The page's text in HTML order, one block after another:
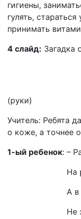
гигиены,
гулять,
принимать
4 слайд: Загадка
Не
Все
(руки)
Учитель: Ребята
о коже, а точнее
1-ый ребенок: –
На руках
А в грязи
Не